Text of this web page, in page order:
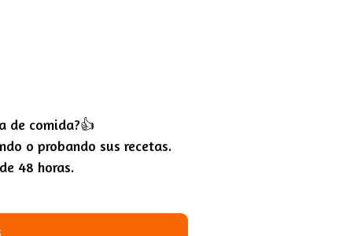
de comida?👍
o probando sus recetas.
48 horas.